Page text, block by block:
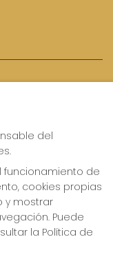
- RECEPTOR
del
funcionamiento de
cookies propias
y mostrar
Puede
la Política de